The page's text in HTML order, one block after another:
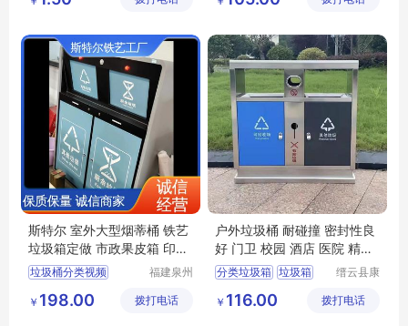
印字工作服围裙
活动宣传厨房围裙
不锈钢垃圾箱
斯特尔 室外大型烟蒂桶 铁艺
垃圾箱定做 市政果皮箱 印花
LOGO
垃圾桶分类视频
垃圾桶分类照片
福建泉州
艺品有限
￥ 198.00 拨打电话
户外垃圾桶 耐碰撞 密封性良
好 门卫 校园 酒店 医院 精细
制作
分类垃圾箱 垃圾箱
不锈钢垃圾箱
缙云县康
备有限公
￥ 116.00 拨打电话